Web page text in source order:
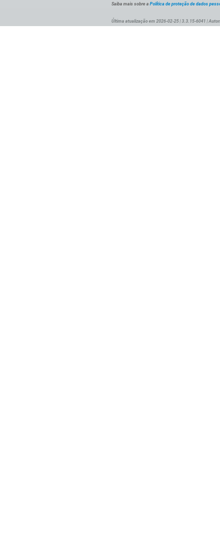
Saiba mais sobre a Política de proteção de dados
Última atualização em 2026-02-25 | 3.3.15-6041 |